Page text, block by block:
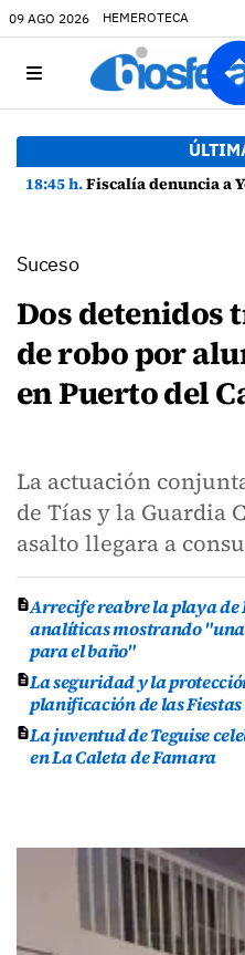
09 AGO 2026 HEMEROTECA
18:45 h.Fiscalía denuncia a Yonathan de León y a
Suceso
Dos detenidos
de robo por
en Puerto del
La actuación
de Tías y la Guardia
asalto llegara a
Arrecife reabre la playa
analíticas mostrando
para el baño"
La seguridad y la
planificación de las
La juventud de Teguise
en La Caleta de Famara